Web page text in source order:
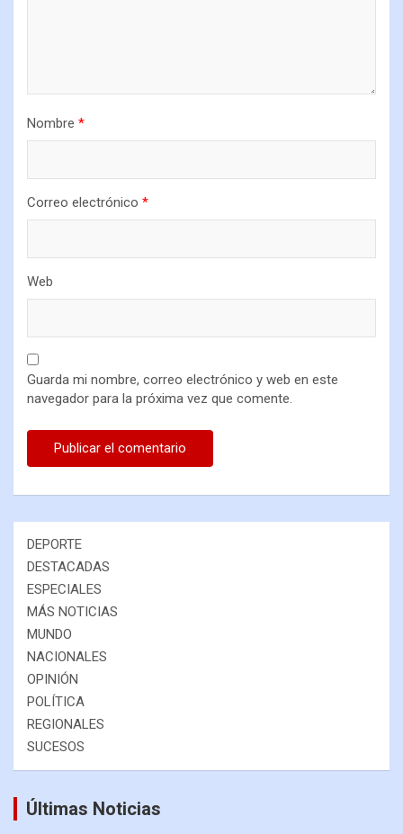
Nombre *
Correo electrónico *
Web
Guarda mi nombre, correo electrónico y web en este
navegador para la próxima vez que comente.
DEPORTE
DESTACADAS
ESPECIALES
MÁS NOTICIAS
MUNDO
NACIONALES
OPINIÓN
POLÍTICA
REGIONALES
SUCESOS
Últimas Noticias